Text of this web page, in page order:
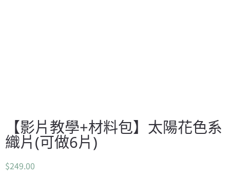
【影片教學+材料包】太陽花色系
織片(可做6片)
$249.00